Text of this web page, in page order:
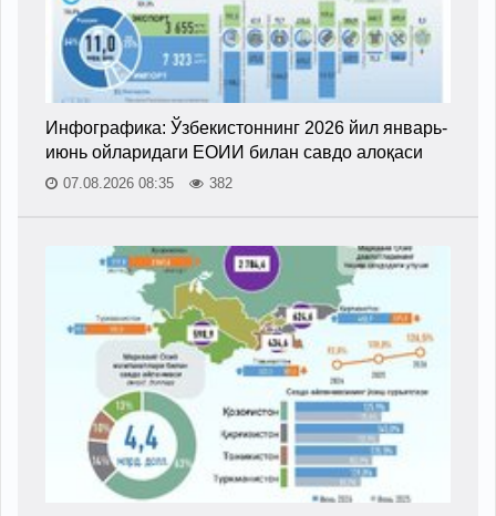
Инфографика: Ўзбекистоннинг 2026 йил январь-
июнь ойларидаги ЕОИИ билан савдо алоқаси
07.08.2026 08:35 382